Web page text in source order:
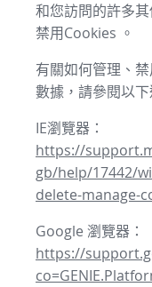
和您訪問的許多
禁用Cookies 。
有關如何管理、
數據，請參閱以下
IE瀏覽器：
https://
gb/help/17442/
delete-manage-
Google 瀏覽器：
https://